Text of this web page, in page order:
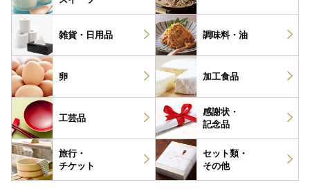
雑貨・ 日用品 調味料・ 油
卵 加工食品
工芸品
感謝状・
記念品
旅行・
チケット
セット類・
その他